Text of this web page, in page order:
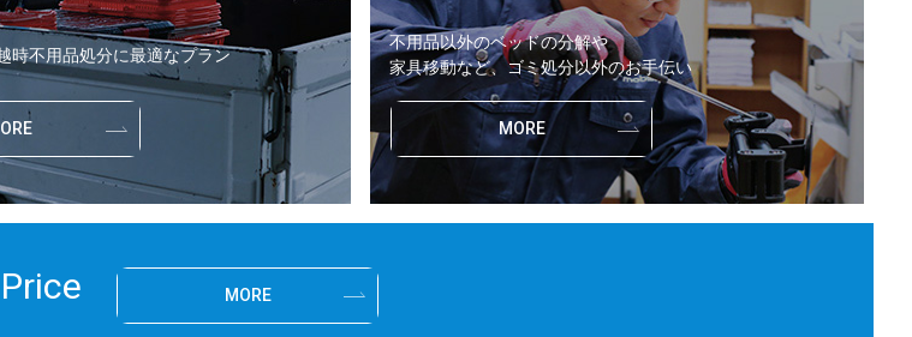
時不用品処分に最適なプラン
不用品以外のベッドの分解や
家具移動など、ゴミ処分以外のお手伝い
MORE
MORE